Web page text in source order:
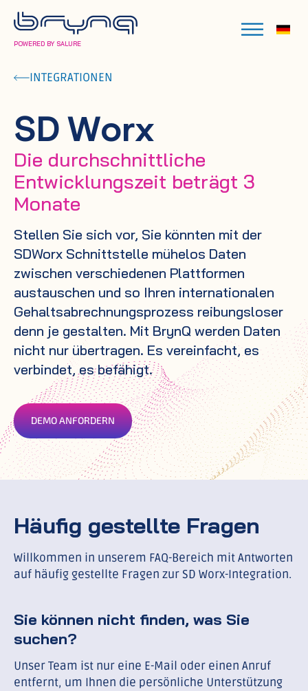
POWERED BY SALURE
INTEGRATIONEN
SD Worx
Die durchschnittliche
Entwicklungszeit beträgt 3
Monate
Stellen Sie sich vor, Sie könnten mit der
SDWorx Schnittstelle mühelos Daten
zwischen verschiedenen Plattformen
austauschen und so Ihren internationalen
Gehaltsabrechnungsprozess reibungsloser
denn je gestalten. Mit BrynQ werden Daten
nicht nur übertragen. Es vereinfacht, es
verbindet, es befähigt.
DEMO ANFORDERN
Häufig gestellte Fragen
Willkommen in unserem FAQ-Bereich mit Antworten
auf häufig gestellte Fragen zur SD Worx-Integration.
Sie können nicht finden, was Sie
suchen?
Unser Team ist nur eine E-Mail oder einen Anruf
entfernt, um Ihnen die persönliche Unterstützung